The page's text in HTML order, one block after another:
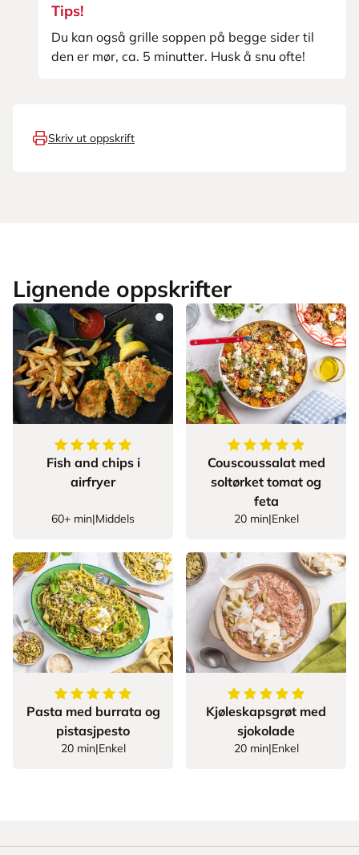
Tips!
Du kan også grille soppen på begge sider til
den er mør, ca. 5 minutter. Husk å snu ofte!
Skriv ut oppskrift
Lignende oppskrifter
5av5stjerner
Fish and chips i
airfryer
60+ min|Middels
5av5stjerner
Couscoussalat med
soltørket tomat og
feta
20 min|Enkel
5av5stjerner
Pasta med burrata og
pistasjpesto
20 min|Enkel
5av5stjerner
Kjøleskapsgrøt med
sjokolade
20 min|Enkel